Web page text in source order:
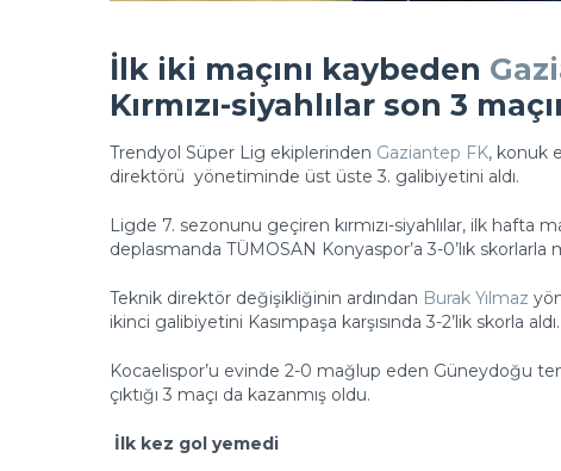
İlk iki maçını kaybeden
Kırmızı-siyahlılar son 3
Trendyol Süper Lig ekiplerinden Gaziantep FK, konuk
direktörü yönetiminde üst üste 3. galibiyetini aldı.
Ligde 7. sezonunu geçiren kırmızı-siyahlılar, ilk hafta
deplasmanda TÜMOSAN Konyaspor’a 3-0’lık skorlarla
Teknik direktör değişikliğinin ardından Burak Yılmaz
ikinci galibiyetini Kasımpaşa karşısında 3-2’lik skorla aldı.
Kocaelispor’u evinde 2-0 mağlup eden Güneydoğu
çıktığı 3 maçı da kazanmış oldu.
İlk kez gol yemedi